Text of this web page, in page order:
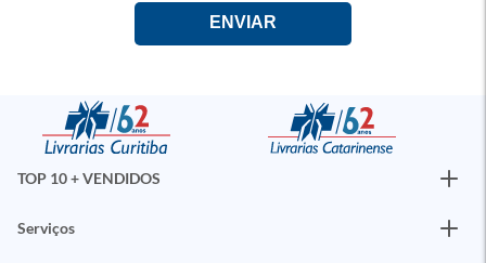
TOP 10 + VENDIDOS
Serviços